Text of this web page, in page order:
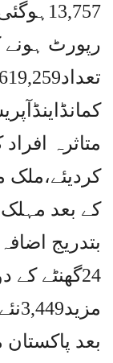
رپورٹ ہونے
متاثرہ
کردیئے،ملک
کے بعد
بتدریج
24گھنٹے
بعد